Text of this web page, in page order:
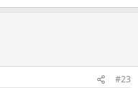
#23